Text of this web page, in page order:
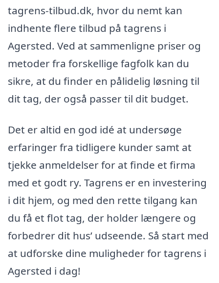
tagrens-tilbud.dk, hvor du nemt kan
indhente flere tilbud på tagrens i
Agersted. Ved at sammenligne priser og
metoder fra forskellige fagfolk kan du
sikre, at du finder en pålidelig løsning til
dit tag, der også passer til dit budget.
Det er altid en god idé at undersøge
erfaringer fra tidligere kunder samt at
tjekke anmeldelser for at finde et firma
med et godt ry. Tagrens er en investering
i dit hjem, og med den rette tilgang kan
du få et flot tag, der holder længere og
forbedrer dit hus’ udseende. Så start med
at udforske dine muligheder for tagrens i
Agersted i dag!